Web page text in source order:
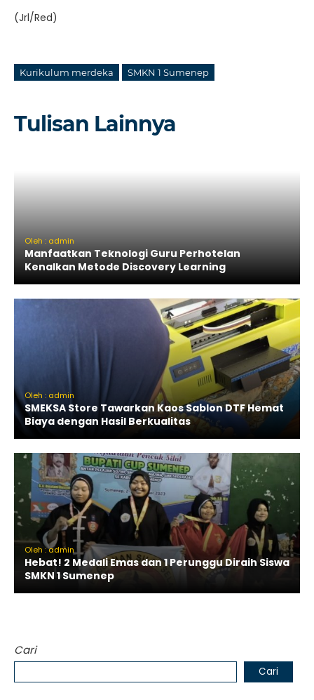
(Jrl/Red)
Kurikulum merdeka SMKN 1 Sumenep
Tulisan Lainnya
Oleh : admin
Manfaatkan Teknologi Guru Perhotelan
Kenalkan Metode Discovery Learning
Oleh : admin
SMEKSA Store Tawarkan Kaos Sablon DTF Hemat
Biaya dengan Hasil Berkualitas
Oleh : admin
Hebat! 2 Medali Emas dan 1 Perunggu Diraih Siswa
SMKN 1 Sumenep
Cari
Cari